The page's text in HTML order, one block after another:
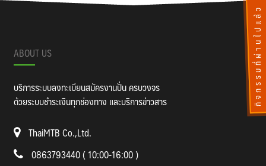
ABOUT US
บริการระบบลงทะเบียนสมัครงานปั่น ครบวงจร
ด้วยระบบชำระเงินทุกช่องทาง และบริการข่าวสาร
ThaiMTB Co.,Ltd.
0863793440 ( 10:00-16:00 )
กิจกรรมที่ผ่านไปแล้ว